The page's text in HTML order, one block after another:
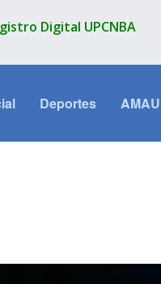
Digital UPCNBA
Deportes